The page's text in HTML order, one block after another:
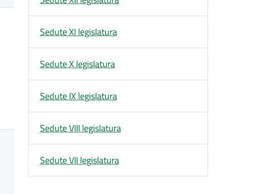
Sedute XI legislatura
Sedute X legislatura
Sedute IX legislatura
Sedute VIII legislatura
Sedute VII legislatura